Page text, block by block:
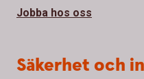
Jobba hos oss
Säkerhet och